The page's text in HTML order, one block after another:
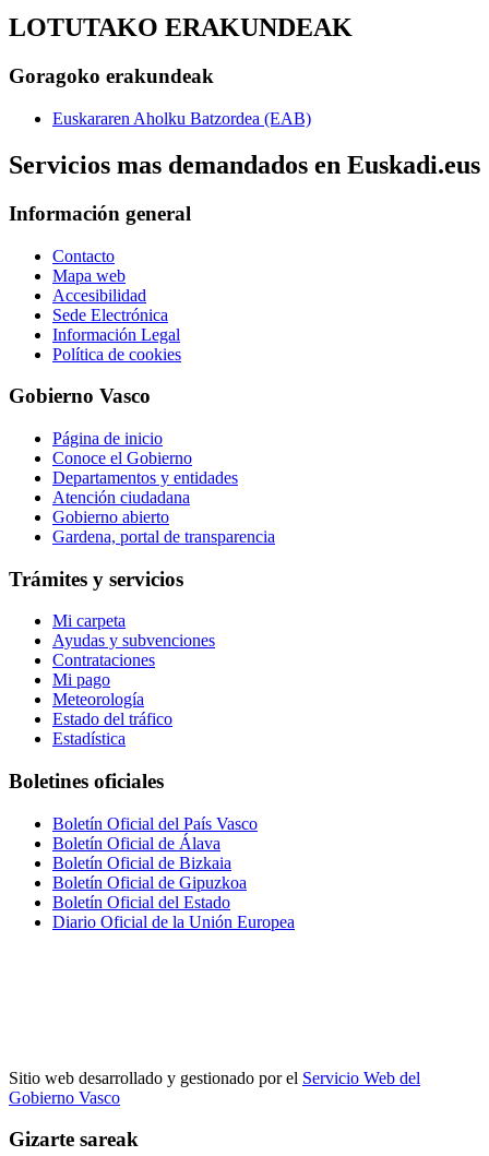
LOTUTAKO ERAKUNDEAK
Goragoko erakundeak
Euskararen Aholku Batzordea (EAB)
Servicios mas demandados en Euskadi.eus
Información general
Contacto
Mapa web
Accesibilidad
Sede Electrónica
Información Legal
Política de cookies
Gobierno Vasco
Página de inicio
Conoce el Gobierno
Departamentos y entidades
Atención ciudadana
Gobierno abierto
Gardena, portal de transparencia
Trámites y servicios
Mi carpeta
Ayudas y subvenciones
Contrataciones
Mi pago
Meteorología
Estado del tráfico
Estadística
Boletines oficiales
Boletín Oficial del País Vasco
Boletín Oficial de Álava
Boletín Oficial de Bizkaia
Boletín Oficial de Gipuzkoa
Boletín Oficial del Estado
Diario Oficial de la Unión Europea
Sitio web desarrollado y gestionado por el Servicio Web del
Gobierno Vasco
Gizarte sareak